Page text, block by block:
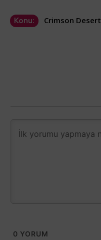
Konu: Crimson Desert
0 YORUM